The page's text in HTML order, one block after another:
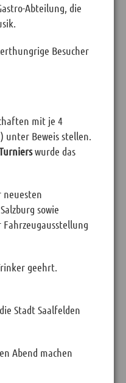
Abteilung, die
Besucher
mit je 4
unter Beweis stellen.
wurde das
neuesten
sowie
geehrt.
Stadt Saalfelden
Abend machen